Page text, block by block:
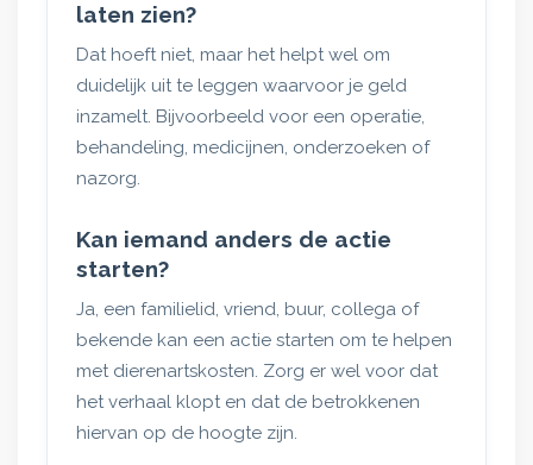
laten zien?
Dat hoeft niet, maar het helpt wel om
duidelijk uit te leggen waarvoor je geld
inzamelt. Bijvoorbeeld voor een operatie,
behandeling, medicijnen, onderzoeken of
nazorg.
Kan iemand anders de actie
starten?
Ja, een familielid, vriend, buur, collega of
bekende kan een actie starten om te helpen
met dierenartskosten. Zorg er wel voor dat
het verhaal klopt en dat de betrokkenen
hiervan op de hoogte zijn.